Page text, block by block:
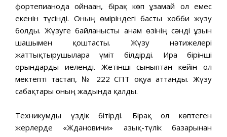
фортепианода ойнаған, бірақ көп ұзамай ол емес
екенін түсінді. Оның өміріндегі басты хобби жүзу
болды. Жүзуге байланысты анам өзінің сәнді ұзын
шашымен қоштасты. Жүзу нәтижелері
жаттықтырушыларға үміт білдірді. Ира бірінші
орындарды иеленді. Жетінші сыныптан кейін ол
мектепті тастап, № 222 СПТ оқуға аттанды. Жүзу
сабақтары оның жадында қалды.
Техникумды үздік бітірді. Бірақ ол көптеген
жерлерде «Ждановичи» азық-түлік базарынан